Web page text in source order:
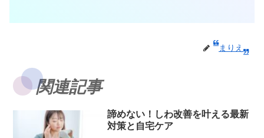
まりえ
関連記事
諦めない！しわ改善を叶える最新
対策と自宅ケア